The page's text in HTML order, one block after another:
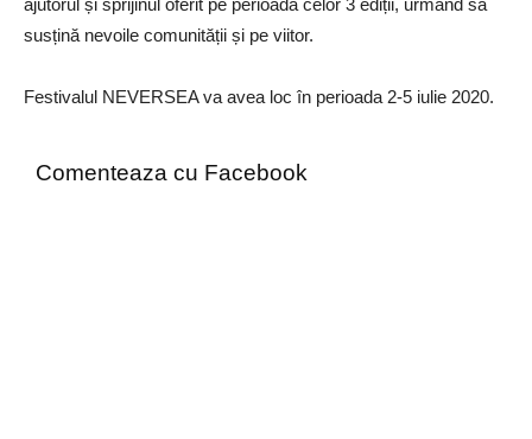
ajutorul și sprijinul oferit pe perioada celor 3 ediții, urmând să
susțină nevoile comunității și pe viitor.
Festivalul NEVERSEA va avea loc în perioada 2-5 iulie 2020.
Comenteaza cu Facebook